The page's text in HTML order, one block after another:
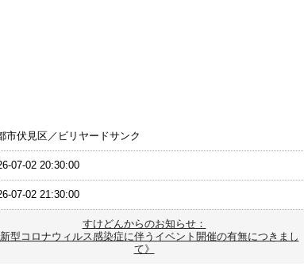
市伏見区／ビリヤードサンク
07-02 20:30:00
07-02 21:30:00
すけどんからのお知らせ：
新型コロナウィルス感染症に伴うイベント開催の有無につきまし
て》